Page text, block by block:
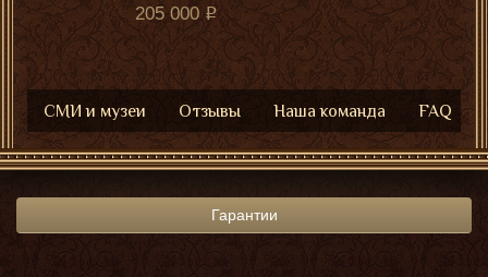
205 000
СМИ и музеи Отзывы Наша команда FAQ
Гарантии